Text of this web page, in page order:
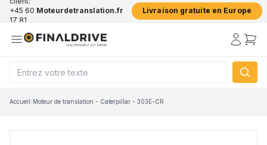
+45 60
17 81
Moteurdetranslation.fr Livraison gratuite en Europe
Accueil/Moteur de translation - Caterpillar - 303E-CR